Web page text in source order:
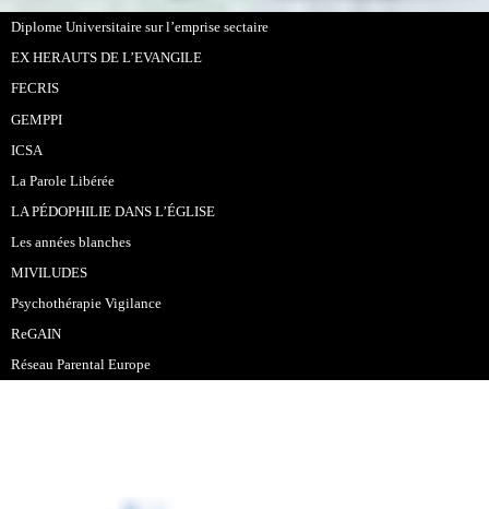
Diplome Universitaire sur l’emprise sectaire
EX HERAUTS DE L’EVANGILE
FECRIS
GEMPPI
ICSA
La Parole Libérée
LA PÉDOPHILIE DANS L’ÉGLISE
Les années blanches
MIVILUDES
Psychothérapie Vigilance
ReGAIN
Réseau Parental Europe